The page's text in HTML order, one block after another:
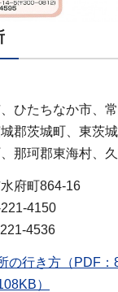
ひたちなか市、
郡茨城町、東茨城
那珂郡東海村、
府町864-16
4150
4536
の行き方（PDF：
）